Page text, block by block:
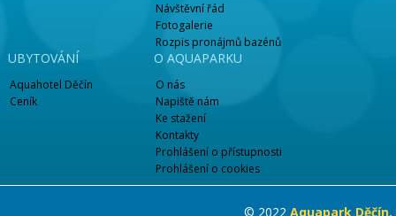
Návštěvní řád
Fotogalerie
Rozpis pronájmů bazénů
UBYTOVÁNÍ
Aquahotel Děčín
Ceník
O AQUAPARKU
O nás
Napiště nám
Ke stažení
Kontakty
Prohlášení o přístupnosti
Prohlášení o cookies
© 2022 Aquapark Děčín,